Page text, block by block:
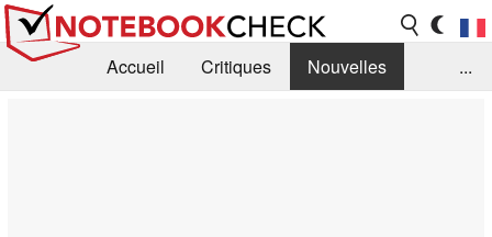
Accueil Critiques
Nouvelles
...